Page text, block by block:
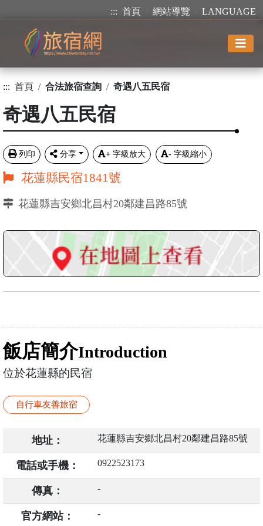
::: 首頁 網站導覽 LANGUAGE
::: 首頁 合法旅宿查詢 奇遇八五民宿
奇遇八五民宿
列印 分享 + 字級放大 - 字級縮小
花蓮縣民宿1841號
花蓮縣吉安鄉北昌村20鄰建昌路85號
飯店簡介Introduction
位於花蓮縣的民宿
自行車友善旅宿
地址： 花蓮縣吉安鄉北昌村20鄰建昌路85號
電話或手機： 0922523173
傳真： -
官方網站： -